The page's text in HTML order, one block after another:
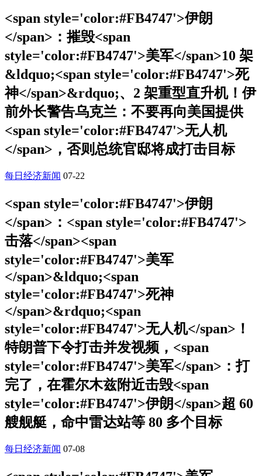
<span style='color:#FB4747'>伊朗
</span>：摧毁<span
style='color:#FB4747'>美军</span>10 架
&ldquo;<span style='color:#FB4747'>死
神</span>&rdquo;、2 架重型直升机！伊
前外长警告乌克兰：不要再向美国提供
<span style='color:#FB4747'>无人机
</span>，否则总统官邸将成打击目标
每日经济新闻 07-22
<span style='color:#FB4747'>伊朗
</span>：<span style='color:#FB4747'>
击落</span><span
style='color:#FB4747'>美军
</span>&ldquo;<span
style='color:#FB4747'>死神
</span>&rdquo;<span
style='color:#FB4747'>无人机</span>！
特朗普下令打击并发视频，<span
style='color:#FB4747'>美军</span>：打
完了，在霍尔木兹附近击毁<span
style='color:#FB4747'>伊朗</span>超 60
艘舰艇，命中雷达站等 80 多个目标
每日经济新闻 07-08